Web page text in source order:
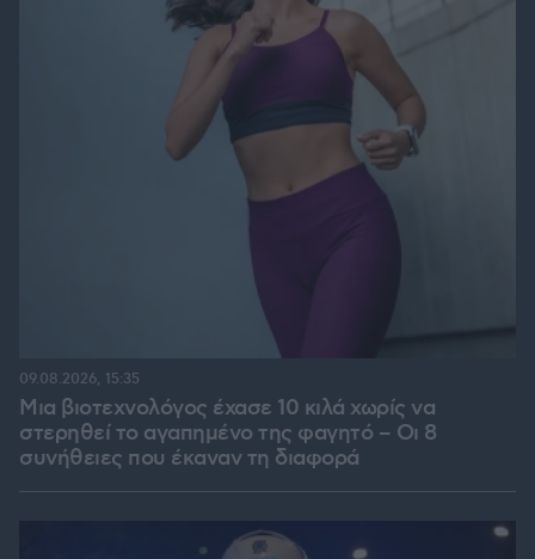
Μια βιοτεχνολόγος έχασε 10 κιλά χωρίς να
στερηθεί το αγαπημένο της φαγητό – Οι 8
συνήθειες που έκαναν τη διαφορά
09.08.2026, 15:35